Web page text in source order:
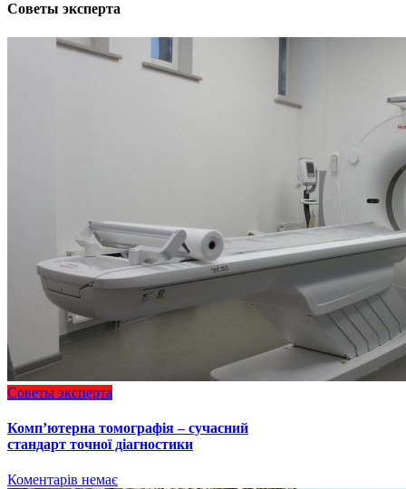
Советы эксперта
Советы эксперта
Комп’ютерна томографія – сучасний
стандарт точної діагностики
Коментарів немає